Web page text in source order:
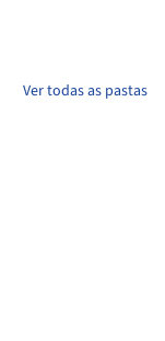
Ver todas as pastas